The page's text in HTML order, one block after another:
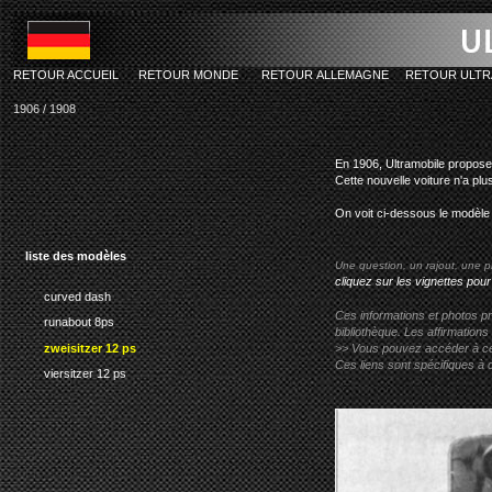
liste des modèles
curved dash
runabout 8ps
zweisitzer 12 ps
viersitzer 12 ps
RETOUR ACCUEIL RETOUR MONDE RETOUR ALLEMAGNE RETOUR
1906 / 1908
En 1906, Ultramobile
Cette nouvelle voiture n'a
On voit ci-dessous le
Une question, un rajout, une
cliquez sur les vignettes
Ces informations et photos
bibliothèque. Les
>> Vous pouvez accéder à
Ces liens sont spécifiques à